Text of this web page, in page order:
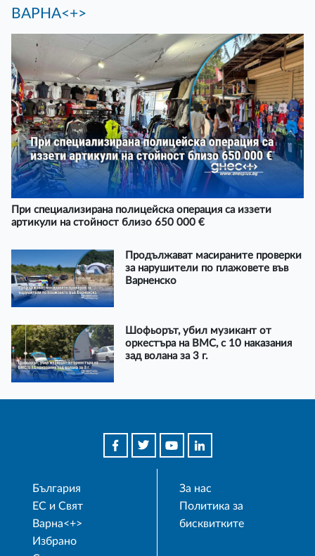
ВАРНА<+>
При специализирана полицейска операция са иззети
артикули на стойност близо 650 000 €
Продължават масираните проверки
за нарушители по плажовете във
Варненско
Шофьорът, убил музикант от
оркестъра на ВМС, с 10 наказания
зад волана за 3 г.
България
ЕС и Свят
Варна<+>
Избрано
За нас
Политика за
бисквитките